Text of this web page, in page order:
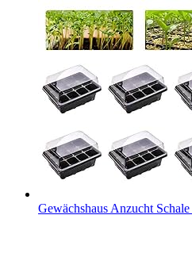
Gewächshaus Anzucht